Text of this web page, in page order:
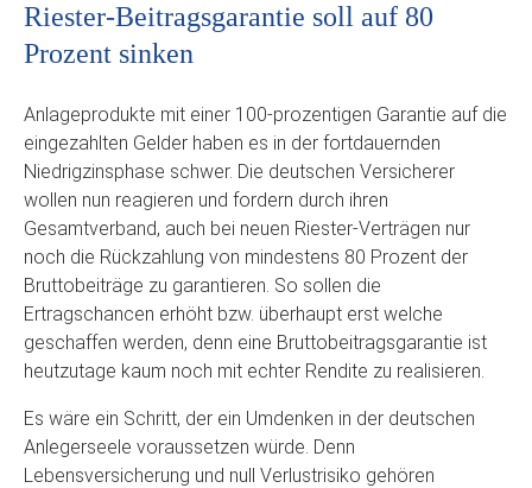
Riester-Beitragsgarantie soll auf 80
Prozent sinken
Anlageprodukte mit einer 100-prozentigen Garantie auf die
eingezahlten Gelder haben es in der fortdauernden
Niedrigzinsphase schwer. Die deutschen Versicherer
wollen nun reagieren und fordern durch ihren
Gesamtverband, auch bei neuen Riester-Verträgen nur
noch die Rückzahlung von mindestens 80 Prozent der
Bruttobeiträge zu garantieren. So sollen die
Ertragschancen erhöht bzw. überhaupt erst welche
geschaffen werden, denn eine Bruttobeitragsgarantie ist
heutzutage kaum noch mit echter Rendite zu realisieren.
Es wäre ein Schritt, der ein Umdenken in der deutschen
Anlegerseele voraussetzen würde. Denn
Lebensversicherung und null Verlustrisiko gehören